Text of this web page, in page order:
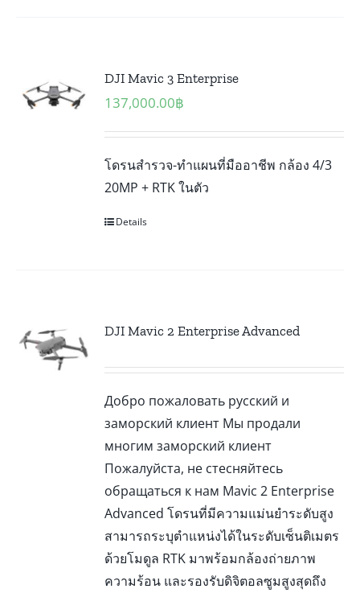
DJI Mavic 3 Enterprise
137,000.00฿
โดรนสำรวจ-ทำแผนที่มืออาชีพ กล้อง 4/3
20MP + RTK ในตัว
Details
DJI Mavic 2 Enterprise Advanced
Добро пожаловать русский и
заморский клиент Мы продали
многим заморский клиент
Пожалуйста, не стесняйтесь
обращаться к нам Mavic 2 Enterprise
Advanced โดรนที่มีความแม่นยำระดับสูง
สามารถระบุตำแหน่งได้ในระดับเซ็นติเมตร
ด้วยโมดูล RTK มาพร้อมกล้องถ่ายภาพ
ความร้อน และรองรับดิจิตอลซูมสูงสุดถึง